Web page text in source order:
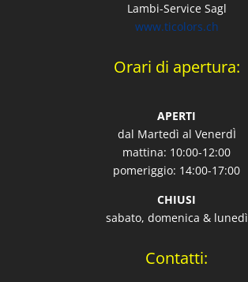
Lambi-Service Sagl
www.ticolors.ch
Orari di apertura:
APERTI
dal Martedì al VenerdÌ
mattina: 10:00-12:00
pomeriggio: 14:00-17:00
CHIUSI
sabato, domenica & lunedì
Contatti: